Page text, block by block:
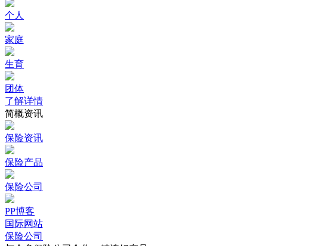
个人
家庭
生育
团体
了解详情
简概资讯
保险资讯
保险产品
保险公司
PP博客
国际网站
保险公司